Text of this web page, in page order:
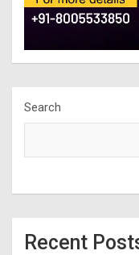
Search
Recent